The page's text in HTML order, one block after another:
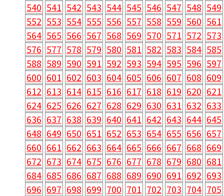
540 541 542 543 544 545 546 547 548 549
552 553 554 555 556 557 558 559 560 561
564 565 566 567 568 569 570 571 572 573
576 577 578 579 580 581 582 583 584 585
588 589 590 591 592 593 594 595 596 597
600 601 602 603 604 605 606 607 608 609
612 613 614 615 616 617 618 619 620 621
624 625 626 627 628 629 630 631 632 633
636 637 638 639 640 641 642 643 644 645
648 649 650 651 652 653 654 655 656 657
660 661 662 663 664 665 666 667 668 669
672 673 674 675 676 677 678 679 680 681
684 685 686 687 688 689 690 691 692 693
696 697 698 699 700 701 702 703 704 705